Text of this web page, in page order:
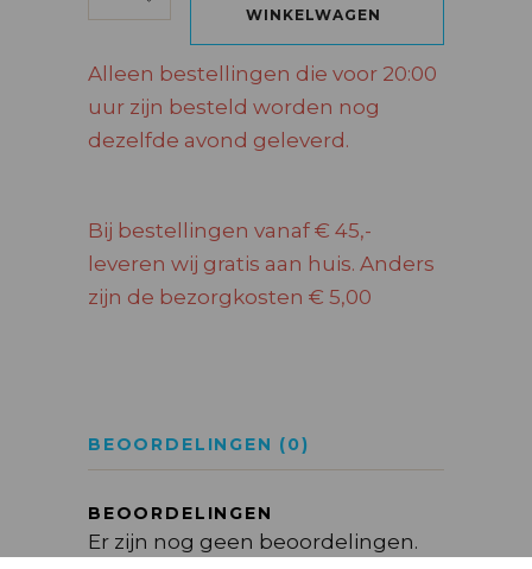
WINKELWAGEN
Alleen bestellingen die voor 20:00
uur zijn besteld worden nog
dezelfde avond geleverd.
Bij bestellingen vanaf € 45,-
leveren wij gratis aan huis. Anders
zijn de bezorgkosten € 5,00
BEOORDELINGEN (0)
BEOORDELINGEN
Er zijn nog geen beoordelingen.